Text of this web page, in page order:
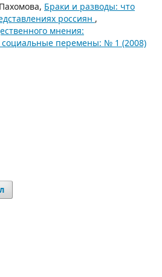
Браки и разводы: что
россиян ,
мнения:
социальные перемены: № 1 (2008)